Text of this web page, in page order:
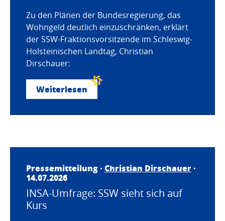
Zu den Plänen der Bundesregierung, das
Wohngeld deutlich einzuschränken, erklärt
der SSW-Fraktionsvorsitzende im Schleswig-
Holsteinischen Landtag, Christian
Dirschauer:
Weiterlesen
Pressemitteilung · Christian Dirschauer·
14.07.2026
INSA-Umfrage: SSW sieht sich auf
Kurs